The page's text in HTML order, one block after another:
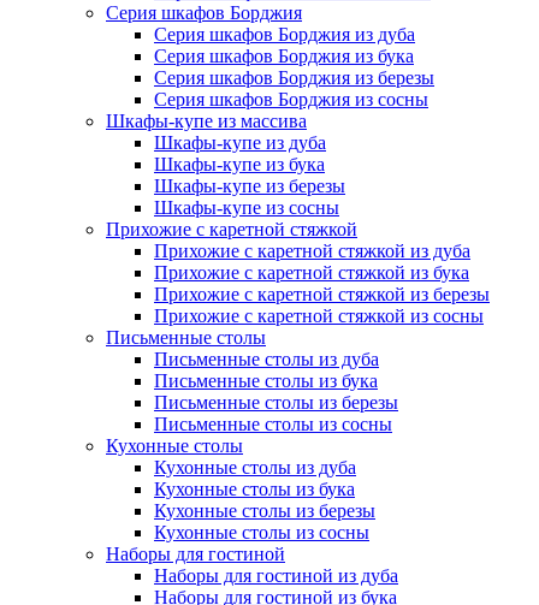
Серия шкафов Борджия
Серия шкафов Борджия из дуба
Серия шкафов Борджия из бука
Серия шкафов Борджия из березы
Серия шкафов Борджия из сосны
Шкафы-купе из массива
Шкафы-купе из дуба
Шкафы-купе из бука
Шкафы-купе из березы
Шкафы-купе из сосны
Прихожие с каретной стяжкой
Прихожие с каретной стяжкой из дуба
Прихожие с каретной стяжкой из бука
Прихожие с каретной стяжкой из березы
Прихожие с каретной стяжкой из сосны
Письменные столы
Письменные столы из дуба
Письменные столы из бука
Письменные столы из березы
Письменные столы из сосны
Кухонные столы
Кухонные столы из дуба
Кухонные столы из бука
Кухонные столы из березы
Кухонные столы из сосны
Наборы для гостиной
Наборы для гостиной из дуба
Наборы для гостиной из бука